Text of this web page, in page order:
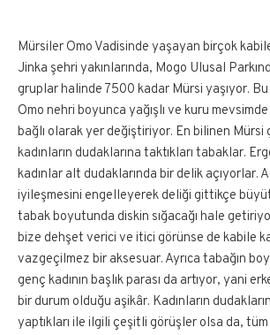
Mürsiler Omo Vadisinde yaşayan birçok
Jinka şehri yakınlarında, Mogo Ulusal
gruplar halinde 7500 kadar Mürsi yaşıyor.
Omo nehri boyunca yağışlı ve kuru
bağlı olarak yer değiştiriyor. En bilinen Mürsi
kadınların dudaklarına taktıkları tabaklar.
kadınlar alt dudaklarında bir delik açıyorlar.
iyileşmesini engelleyerek deliği gittikçe
tabak boyutunda diskin sığacağı hale
bize dehşet verici ve itici görünse de kabile
vazgeçilmez bir aksesuar. Ayrıca tabağın
genç kadının başlık parası da artıyor, yani
bir durum olduğu aşikâr. Kadınların
yaptıkları ile ilgili çeşitli görüşler olsa da, tüm